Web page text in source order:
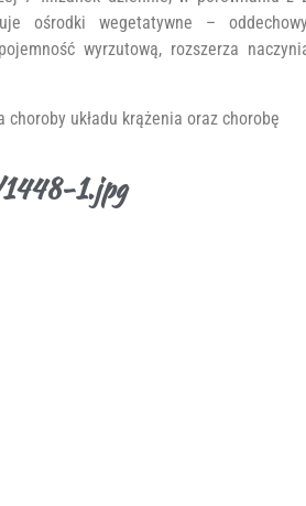
ośrodki wegetatywne –
wyrzutową, rozszerza
układu krążenia oraz chorobę
1.jpg